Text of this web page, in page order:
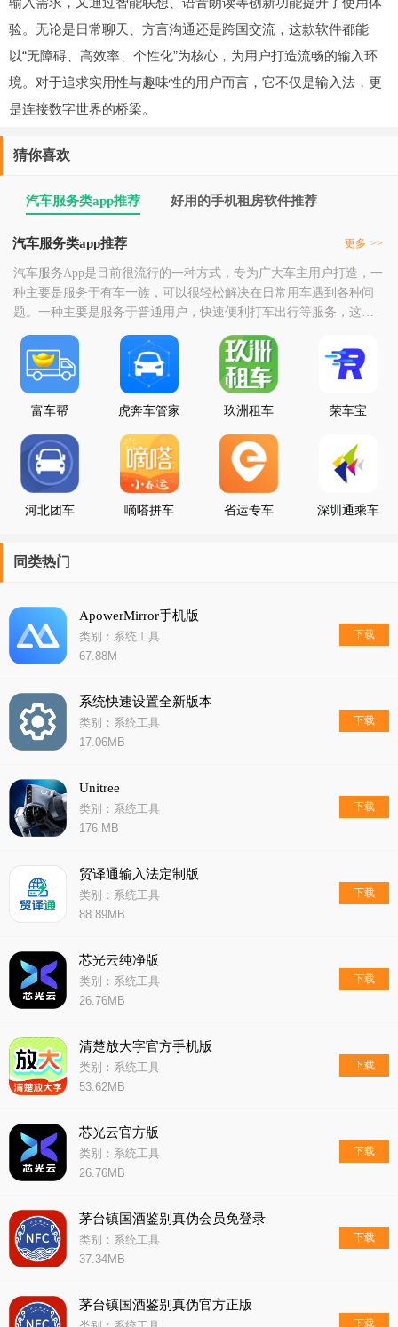
验。无论是日常聊天、方言沟通还是跨国交流，这款软件都能
以“无障碍、高效率、个性化”为核心，为用户打造流畅的输入环
境。对于追求实用性与趣味性的用户而言，它不仅是输入法，更
是连接数字世界的桥梁。
猜你喜欢
汽车服务类app推荐 好用的手机租房软件推荐
汽车服务类app推荐 更多 >>
汽车服务App是目前很流行的一种方式，专为广大车主用户打造，一
种主要是服务于有车一族，可以很轻松解决在日常用车遇到各种问
题。一种主要是服务于普通用户，快速便利打车出行等服务，这里
小编为大家整理了一些汽车服务软件，喜欢的小伙伴欢迎收藏下
载！
富车帮 虎奔车管家 玖洲租车 荣车宝
河北团车 嘀嗒拼车 省运专车
深圳通乘车
同类热门
ApowerMirror手机版
类别：系统工具
67.88M
下载
系统快速设置全新版本
类别：系统工具
17.06MB
下载
Unitree
类别：系统工具
176 MB
下载
贸译通输入法定制版
类别：系统工具
88.89MB
下载
芯光云纯净版
类别：系统工具
26.76MB
下载
清楚放大字官方手机版
类别：系统工具
53.62MB
下载
芯光云官方版
类别：系统工具
26.76MB
下载
茅台镇国酒鉴别真伪会员免登录
类别：系统工具
37.34MB
下载
茅台镇国酒鉴别真伪官方正版
下载